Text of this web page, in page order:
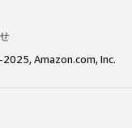
Amazon.com, Inc.